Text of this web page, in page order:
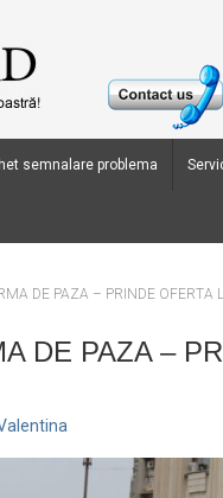
semnalare problema
DE PAZA – PRINDE OFERTA
DE PAZA –